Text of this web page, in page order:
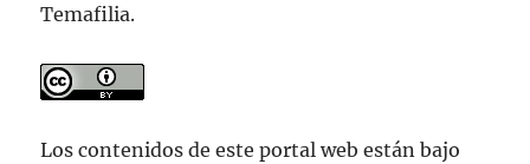
Temafilia.
Los contenidos de este portal web están bajo